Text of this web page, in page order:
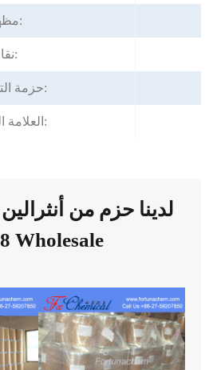
مظهر:
نقاء:
حزمة التفاصيل:
العلامة التجارية:
38-0 Wholesale